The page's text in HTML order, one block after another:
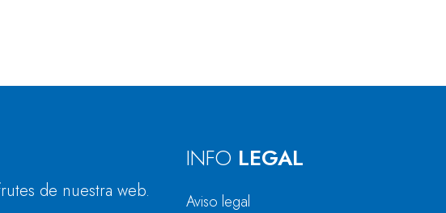
de nuestra web.
INFO LEGAL
Aviso legal